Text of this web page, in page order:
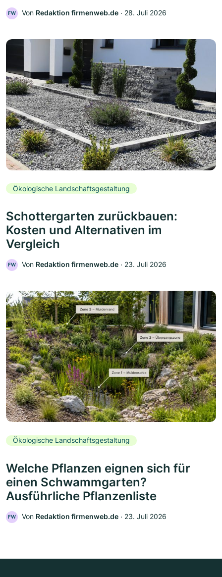
FW Von Redaktion firmenweb.de ‧ 28. Juli 2026
Ökologische Landschaftsgestaltung
Schottergarten zurückbauen:
Kosten und Alternativen im
Vergleich
FW Von Redaktion firmenweb.de ‧ 23. Juli 2026
Ökologische Landschaftsgestaltung
Welche Pflanzen eignen sich für
einen Schwammgarten?
Ausführliche Pflanzenliste
FW Von Redaktion firmenweb.de ‧ 23. Juli 2026